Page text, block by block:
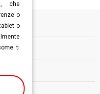
che
o
o
ti